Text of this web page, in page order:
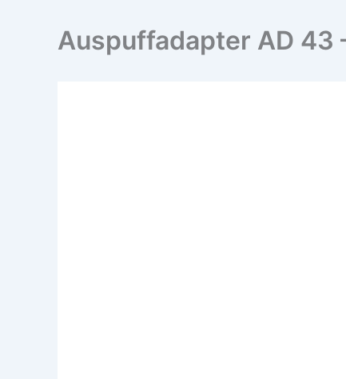
Auspuffadapter AD 43